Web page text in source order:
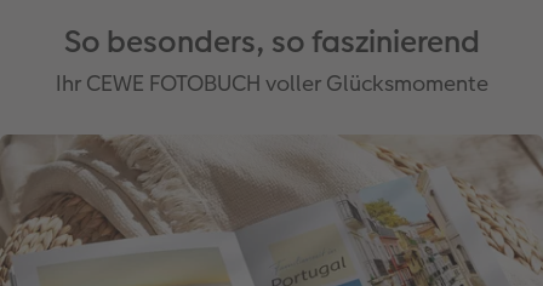
So besonders, so faszinierend
Ihr CEWE FOTOBUCH voller Glücksmomente